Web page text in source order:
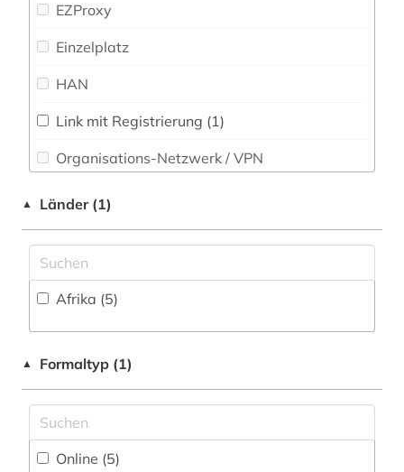
EZProxy
Einzelplatz
HAN
Link mit Registrierung (1)
Organisations-Netzwerk / VPN
Shibboleth
Zugriff vor Ort
▲ Länder (1)
Afrika (5)
▲ Formaltyp (1)
Online (5)